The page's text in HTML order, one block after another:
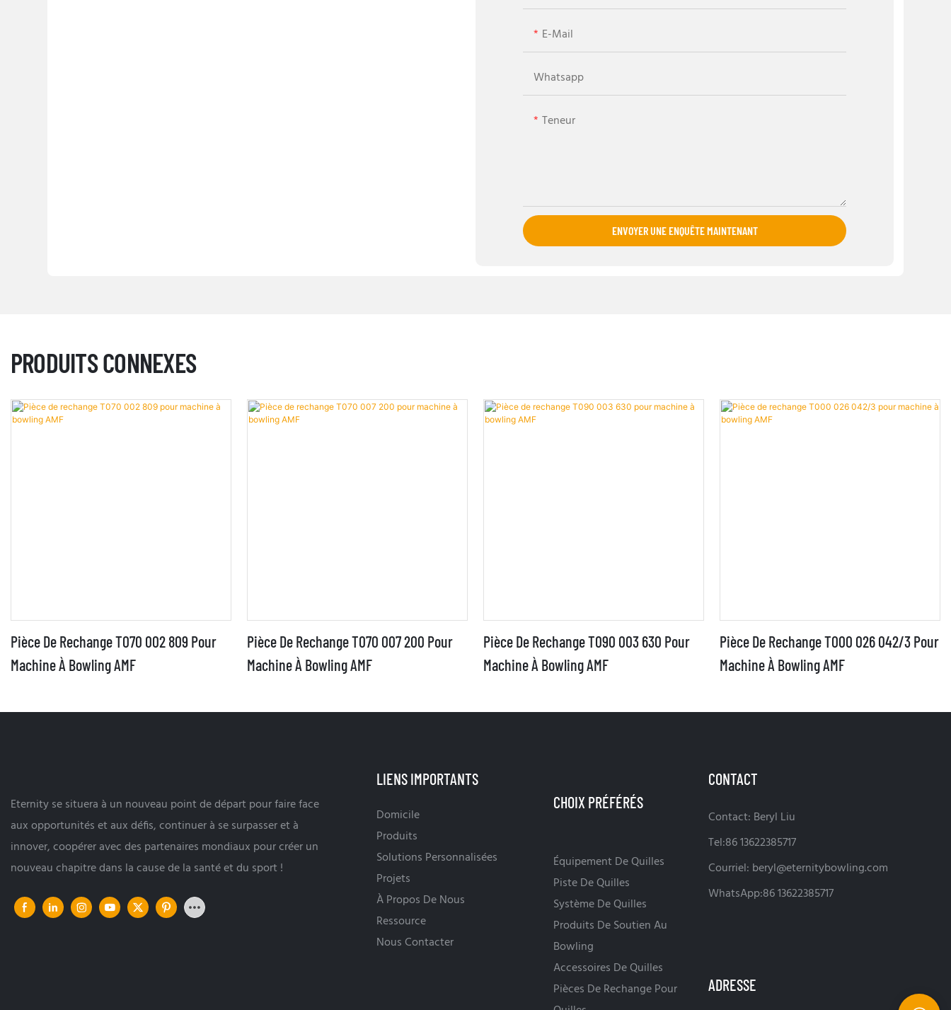
E-Mail
Whatsapp
Teneur
ENVOYER UNE ENQUÊTE MAINTENANT
PRODUITS CONNEXES
Pièce De Rechange T070 002 809 Pour
Machine À Bowling AMF
Pièce De Rechange T070 007 200 Pour
Machine À Bowling AMF
Pièce De Rechange T090 003 630 Pour
Machine À Bowling AMF
Pièce De Rechange T000 026 042/3 Pour
Machine À Bowling AMF
Eternity se situera à un nouveau point de départ pour faire face
aux opportunités et aux défis, continuer à se surpasser et à
innover, coopérer avec des partenaires mondiaux pour créer un
nouveau chapitre dans la cause de la santé et du sport !
LIENS IMPORTANTS
Domicile
Produits
Solutions Personnalisées
Projets
À Propos De Nous
Ressource
Nous Contacter
CHOIX PRÉFÉRÉS
Équipement De Quilles
Piste De Quilles
Système De Quilles
Produits De Soutien Au
Bowling
Accessoires De Quilles
Pièces De Rechange Pour
CONTACT
Contact: Beryl Liu
Tel:86 13622385717
Courriel: beryl@eternitybowling.com
WhatsApp:86 13622385717
ADRESSE